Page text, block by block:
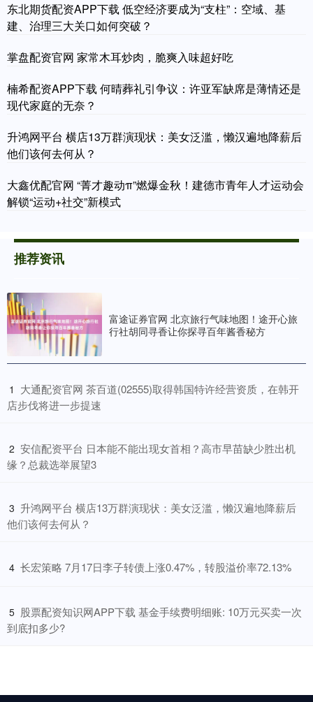
东北期货配资APP下载 低空经济要成为“支柱”：空域、基
建、治理三大关口如何突破？
掌盘配资官网 家常木耳炒肉，脆爽入味超好吃
楠希配资APP下载 何晴葬礼引争议：许亚军缺席是薄情还是
现代家庭的无奈？
升鸿网平台 横店13万群演现状：美女泛滥，懒汉遍地降薪后
他们该何去何从？
大鑫优配官网 “菁才趣动π”燃爆金秋！建德市青年人才运动会
解锁“运动+社交”新模式
推荐资讯
富途证券官网 北京旅行气味地图！途开心旅
行社胡同寻香让你探寻百年酱香秘方
1 ​大通配资官网 茶百道(02555)取得韩国特许经营资质，在韩开
店步伐将进一步提速
2 ​安信配资平台 日本能不能出现女首相？高市早苗缺少胜出机
缘？总裁选举展望3
3 ​升鸿网平台 横店13万群演现状：美女泛滥，懒汉遍地降薪后
他们该何去何从？
4 ​长宏策略 7月17日李子转债上涨0.47%，转股溢价率72.13%
5 ​股票配资知识网APP下载 基金手续费明细账: 10万元买卖一次
到底扣多少?